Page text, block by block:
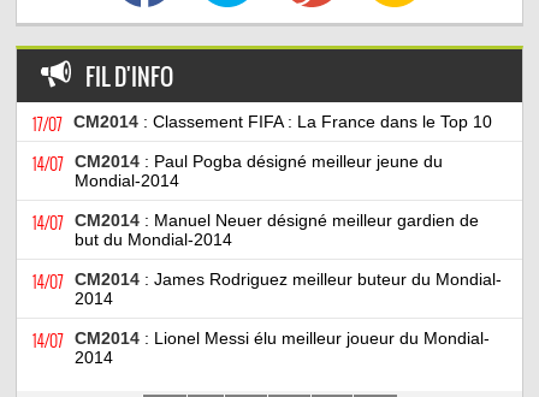
FIL D'INFO
17/07 CM2014 : Classement FIFA : La France dans le Top 10
14/07 CM2014 : Paul Pogba désigné meilleur jeune du
Mondial-2014
14/07 CM2014 : Manuel Neuer désigné meilleur gardien de
but du Mondial-2014
14/07 CM2014 : James Rodriguez meilleur buteur du Mondial-
2014
14/07 CM2014 : Lionel Messi élu meilleur joueur du Mondial-
2014